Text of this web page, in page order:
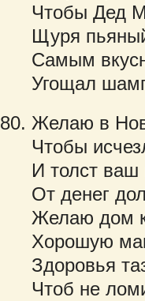
Чтобы Дед
Щуря
Самым
Угощал
Желаю в
Чтобы
И толст ваш
От денег
Желаю дом
Хорошую
Здоровья
Чтоб не